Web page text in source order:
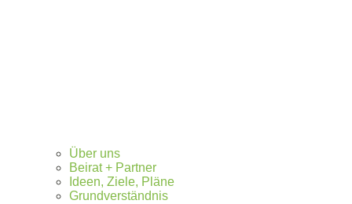
Über uns
Beirat + Partner
Ideen, Ziele, Pläne
Grundverständnis